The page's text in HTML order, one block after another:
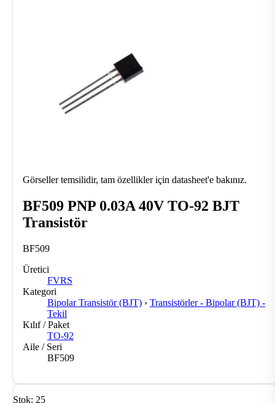
Görseller temsilidir, tam özellikler için datasheet'e bakınız.
BF509 PNP 0.03A 40V TO-92 BJT
Transistör
BF509
Üretici
FVRS
Kategori
Bipolar Transistör (BJT) › Transistörler - Bipolar (BJT) -
Tekil
Kılıf / Paket
TO-92
Aile / Seri
BF509
Stok: 25